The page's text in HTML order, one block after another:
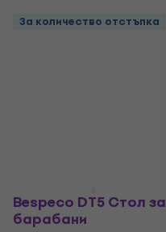
За количество отстъпка
Bespeco DT5 Стол за
барабани